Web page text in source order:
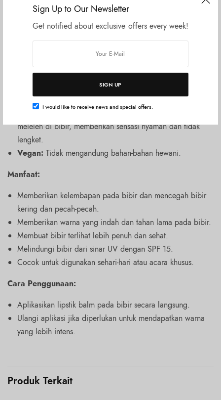
Sign Up to Our Newsletter
Get notified about exclusive offers every week!
SIGN UP
I would like to receive news and special offers.
hingga warna bold yang mencolok.
Pelembab Intensif:
Mengandung bahan-bahan alami
seperti shea butter dan jojoba oil yang membantu
Formula yang tahan lama memastikan warna
lipstik tetap menempel di bibir sepanjang hari.
Memberikan warna yang intens dan
pigmented dengan sekali olesan.
Nyaman Digunakan:
Tekstur yang lembut dan mudah
meleleh di bibir, memberikan sensasi nyaman dan tidak
lengket.
Vegan: Tidak mengandung bahan-bahan hewani.
Manfaat:
Memberikan kelembapan pada bibir dan mencegah bibir
kering dan pecah-pecah.
Memberikan warna yang indah dan tahan lama pada bibir.
Membuat bibir terlihat lebih penuh dan sehat.
Melindungi bibir dari sinar UV dengan SPF 15.
Cocok untuk digunakan sehari-hari atau acara khusus.
Cara Penggunaan:
Aplikasikan lipstik balm pada bibir secara langsung.
Ulangi aplikasi jika diperlukan untuk mendapatkan warna
yang lebih intens.
Produk Terkait